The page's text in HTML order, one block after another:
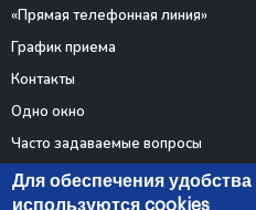
«Прямая телефонная линия»
График приема
Контакты
Одно окно
Часто задаваемые вопросы
Электронные обращения
Для обеспечения
используются cookies